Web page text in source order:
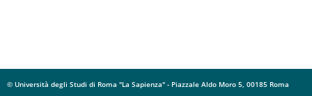
© Università degli Studi di Roma "La Sapienza" - Piazzale Aldo Moro 5, 00185 Roma